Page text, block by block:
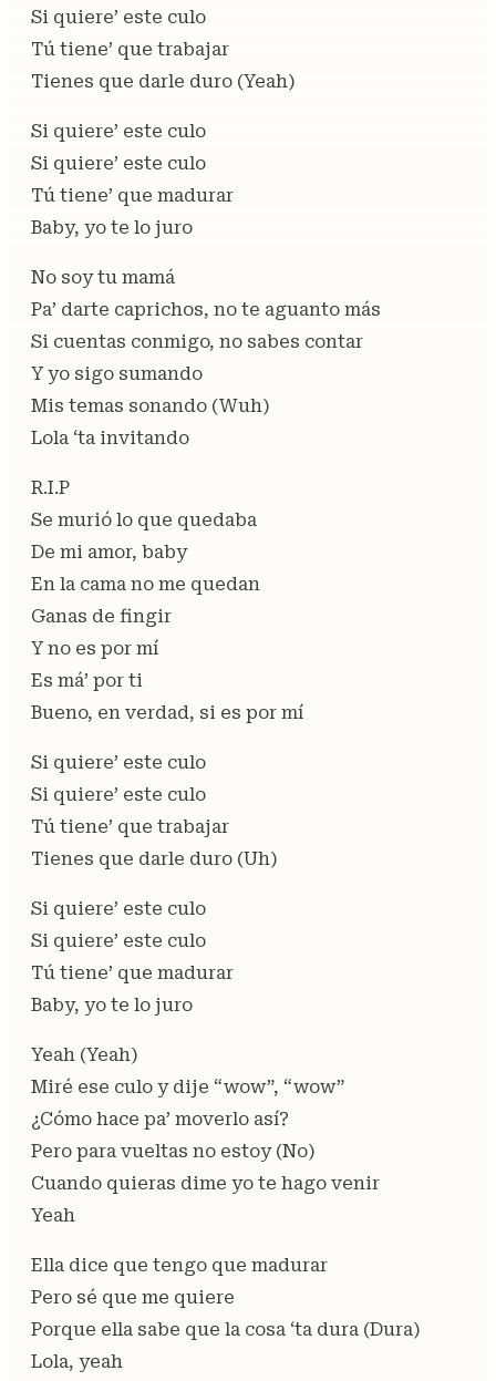
Si quiere’ este culo
Tú tiene’ que trabajar
Tienes que darle duro (Yeah)
Si quiеre’ este culo
Si quiеre’ este culo
Tú tiene’ que madurar
Baby, yo te lo juro
No soy tu mamá
Pa’ darte caprichos, no te aguanto más
Si cuentas conmigo, no sabes contar
Y yo sigo sumando
Mis temas sonando (Wuh)
Lola ‘ta invitando
R.I.P
Se murió lo que quedaba
De mi amor, baby
En la cama no me quedan
Ganas de fingir
Y no es por mí
Es má’ por ti
Bueno, en verdad, si es por mí
Si quiere’ este culo
Si quiere’ este culo
Tú tiene’ que trabajar
Tienes que darle duro (Uh)
Si quiere’ este culo
Si quiere’ este culo
Tú tiene’ que madurar
Baby, yo te lo juro
Yeah (Yeah)
Miré ese culo y dije “wow”, “wow”
¿Cómo hace pa’ moverlo así?
Pero para vueltas no estoy (No)
Cuando quieras dime yo te hago venir
Yeah
Ella dice que tengo que madurar
Pero sé que me quiere
Porque ella sabe que la cosa ‘ta dura (Dura)
Lola, yeah